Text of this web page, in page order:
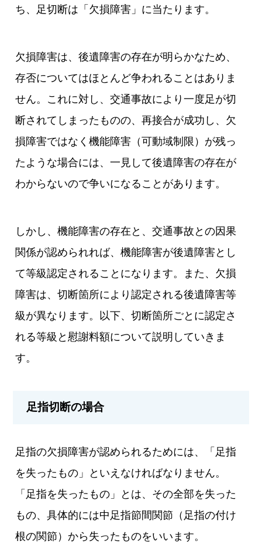
ち、足切断は「欠損障害」に当たります。
欠損障害は、後遺障害の存在が明らかなため、
存否についてはほとんど争われることはありま
せん。これに対し、交通事故により一度足が切
断されてしまったものの、再接合が成功し、欠
損障害ではなく機能障害（可動域制限）が残っ
たような場合には、一見して後遺障害の存在が
わからないので争いになることがあります。
しかし、機能障害の存在と、交通事故との因果
関係が認められれば、機能障害が後遺障害とし
て等級認定されることになります。また、欠損
障害は、切断箇所により認定される後遺障害等
級が異なります。以下、切断箇所ごとに認定さ
れる等級と慰謝料額について説明していきま
す。
足指切断の場合
足指の欠損障害が認められるためには、「足指
を失ったもの」といえなければなりません。
「足指を失ったもの」とは、その全部を失った
もの、具体的には中足指節間関節（足指の付け
根の関節）から失ったものをいいます。